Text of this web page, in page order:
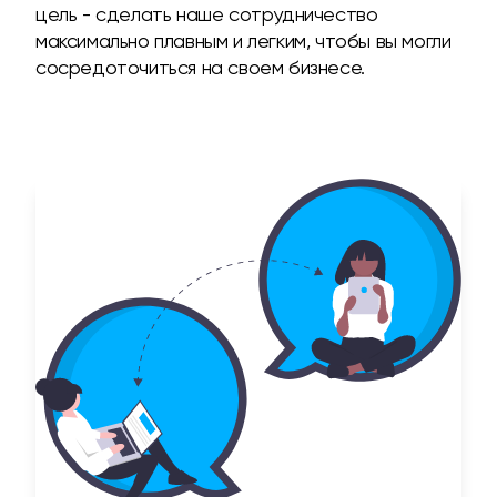
цель - сделать наше сотрудничество
максимально плавным и легким, чтобы вы могли
сосредоточиться на своем бизнесе.